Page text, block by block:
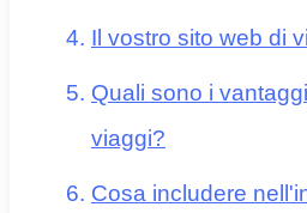
Il vostro sito web di
Quali sono i
viaggi?
Cosa includere